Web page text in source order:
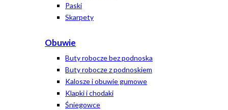
Paski
Skarpety
Obuwie
Buty robocze bez podnoska
Buty robocze z podnoskiem
Kalosze i obuwie gumowe
Klapki i chodaki
Śniegowce